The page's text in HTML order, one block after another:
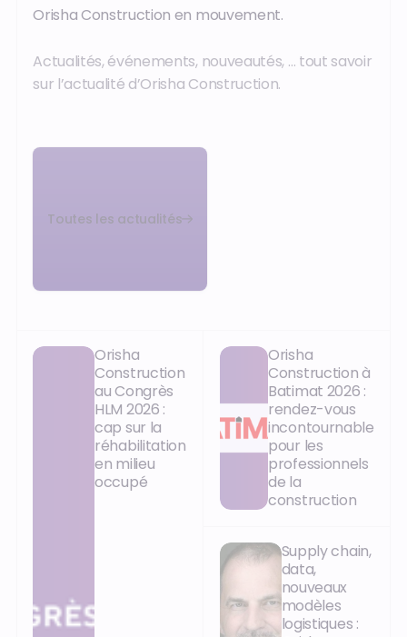
Orisha Construction en mouvement.
Actualités, événements, nouveautés, … tout savoir
sur l’actualité d’Orisha Construction.
Toutes les actualités
Orisha
Construction
au Congrès
HLM 2026 :
cap sur la
réhabilitation
en milieu
occupé
Orisha
Construction à
Batimat 2026 :
rendez-vous
incontournable
pour les
professionnels
de la
construction
Supply chain,
data,
nouveaux
modèles
logistiques :